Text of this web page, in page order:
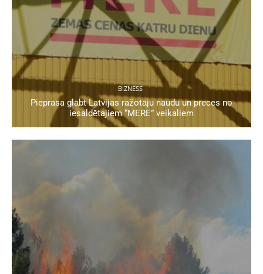
BIZNESS
Pieprasa glābt Latvijas ražotāju naudu un preces no
iesaldētajiem “MERE” veikaliem